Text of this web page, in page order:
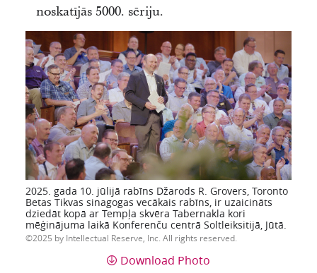
noskatījās 5000. sēriju.
2025. gada 10. jūlijā rabīns Džarods R. Grovers, Toronto
Betas Tikvas sinagogas vecākais rabīns, ir uzaicināts
dziedāt kopā ar Tempļa skvēra Tabernakla kori
mēģinājuma laikā Konferenču centrā Soltleiksitijā, Jūtā.
2025 by Intellectual Reserve, Inc. All rights reserved.
Download Photo